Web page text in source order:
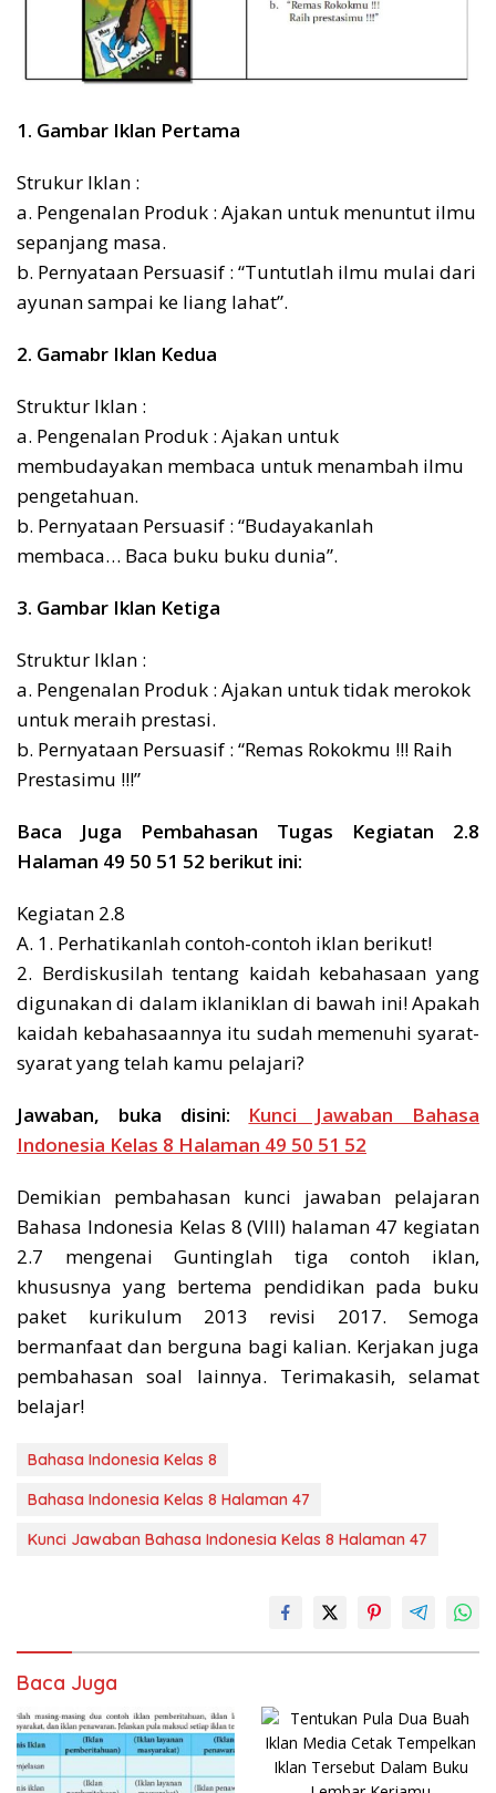
1. Gambar Iklan Pertama
Strukur Iklan :
a. Pengenalan Produk : Ajakan untuk menuntut ilmu
sepanjang masa.
b. Pernyataan Persuasif : “Tuntutlah ilmu mulai dari
ayunan sampai ke liang lahat”.
2. Gamabr Iklan Kedua
Struktur Iklan :
a. Pengenalan Produk : Ajakan untuk
membudayakan membaca untuk menambah ilmu
pengetahuan.
b. Pernyataan Persuasif : “Budayakanlah
membaca… Baca buku buku dunia”.
3. Gambar Iklan Ketiga
Struktur Iklan :
a. Pengenalan Produk : Ajakan untuk tidak merokok
untuk meraih prestasi.
b. Pernyataan Persuasif : “Remas Rokokmu !!! Raih
Prestasimu !!!”
Baca Juga Pembahasan Tugas Kegiatan 2.8
Halaman 49 50 51 52 berikut ini:
Kegiatan 2.8
A. 1. Perhatikanlah contoh-contoh iklan berikut!
2. Berdiskusilah tentang kaidah kebahasaan yang
digunakan di dalam iklaniklan di bawah ini! Apakah
kaidah kebahasaannya itu sudah memenuhi syarat-
syarat yang telah kamu pelajari?
Jawaban, buka disini: Kunci Jawaban Bahasa
Indonesia Kelas 8 Halaman 49 50 51 52
Demikian pembahasan kunci jawaban pelajaran
Bahasa Indonesia Kelas 8 (VIII) halaman 47 kegiatan
2.7 mengenai Guntinglah tiga contoh iklan,
khususnya yang bertema pendidikan pada buku
paket kurikulum 2013 revisi 2017. Semoga
bermanfaat dan berguna bagi kalian. Kerjakan juga
pembahasan soal lainnya. Terimakasih, selamat
belajar!
Bahasa Indonesia Kelas 8
Bahasa Indonesia Kelas 8 Halaman 47
Kunci Jawaban Bahasa Indonesia Kelas 8 Halaman 47
Baca Juga